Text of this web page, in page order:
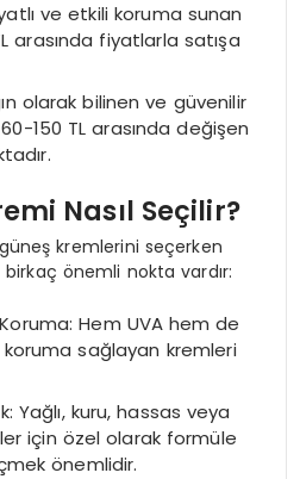
ve etkili koruma sunan
arasında fiyatlarla satışa
olarak bilinen ve güvenilir
150 TL arasında değişen
Nasıl Seçilir?
kremlerini seçerken
önemli nokta vardır:
Hem UVA hem de
koruma sağlayan kremleri
Yağlı, kuru, hassas veya
için özel olarak formüle
önemlidir.